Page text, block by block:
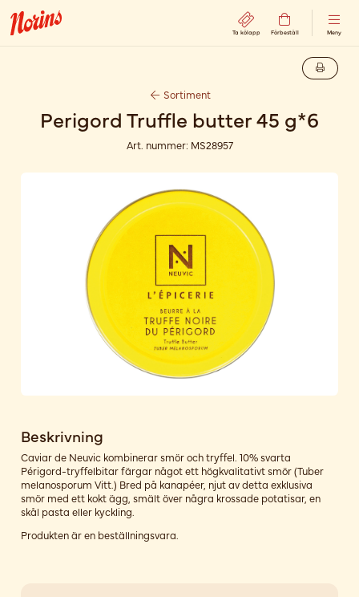
Ta kölapp Förbeställ Meny
Sortiment
Perigord Truffle butter 45 g*6
Art. nummer: MS28957
Beskrivning
Caviar de Neuvic kombinerar smör och tryffel. 10% svarta
Périgord-tryffelbitar färgar något ett högkvalitativt smör (Tuber
melanosporum Vitt.) Bred på kanapéer, njut av detta exklusiva
smör med ett kokt ägg, smält över några krossade potatisar, en
skål pasta eller kyckling.
Produkten är en beställningsvara.